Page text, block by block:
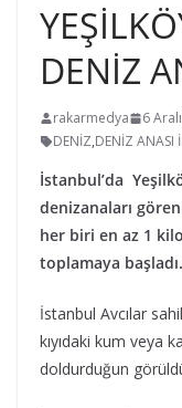
DENİZ
rakarmedya 6
DENİZ,DENİZ ANASI
İstanbul’da
denizanaları
her biri en az 1
toplamaya başladı.
İstanbul Avcılar
kıyıdaki kum veya
doldurduğun